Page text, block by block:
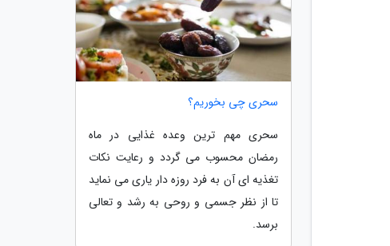
سحری چی بخوریم؟
سحری مهم ترین وعده غذایی در ماه
رمضان محسوب می گردد و رعایت نکات
تغذیه ای آن به فرد روزه دار یاری می نماید
تا از نظر جسمی و روحی به رشد و تعالی
برسد.